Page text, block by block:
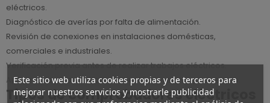
eléctricos.
Diagnóstico de averías por falta de alimentación.
Revisión de conexiones en instalaciones domésticas,
comerciales e industriales.
Verificación previa antes de realizar trabajos eléctricos.
Apoyo en tareas de mantenimiento preventivo y correctivo.
Tipos de comprobadores eléctricos
Este sitio web utiliza cookies propias y de terceros para
mejorar nuestros servicios y mostrarle publicidad